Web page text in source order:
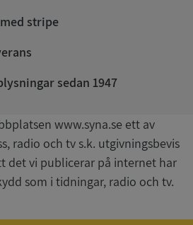
stripe
sedan 1947
www.syna.se ett av
radio och tv s.k. utgivningsbevis
det vi publicerar på internet har
som i tidningar, radio och tv.
.youtube.com
4 veckor